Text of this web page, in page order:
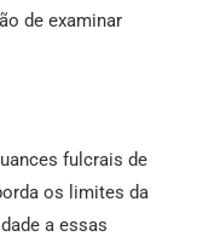
de examinar
fulcrais de
os limites da
a essas